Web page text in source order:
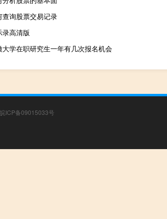
查询股票交易记录
录高清版
大学在职研究生一年有几次报名机会
皖ICP备09015033号